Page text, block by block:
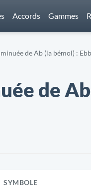
Accords Gammes
de Ab (la bémol) :
de
SYMBOLE